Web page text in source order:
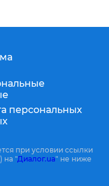
персональных
при условии ссылки
на "Диалог.ua" не ниже